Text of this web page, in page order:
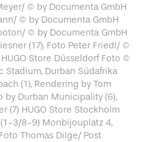
© by Documenta GmbH
© by Documenta GmbH
© by Documenta GmbH
(17), Foto Peter Friedl/ ©
Store Düsseldorf Foto ©
Stadium, Durban Südafrika
(1), Rendering by Tom
by Durban Municipality (6),
(7) HUGO Store Stockholm
3/8-9) Monbijouplatz 4,
Thomas Dilge/ Post